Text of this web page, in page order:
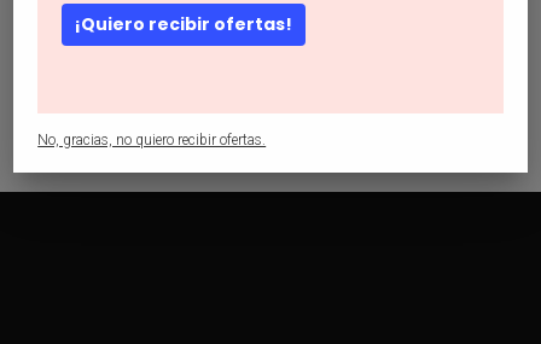
Niñitas Mochila con patrón de unicornio
¡Quiero recibir ofertas!
No, gracias, no quiero recibir ofertas.